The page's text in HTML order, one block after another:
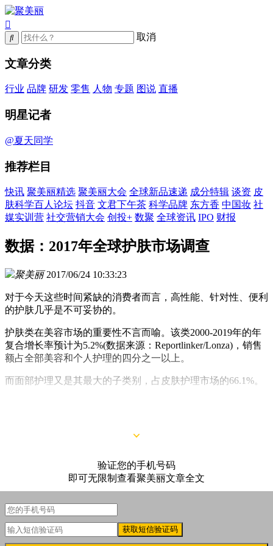
取消
文章分类
行业 品牌 研发 零售 人物 专题 图说 直播
明星记者
@夏天同学
推荐栏目
快讯 聚美丽精选 聚美丽大会 全球新品速递 成分特辑 谈资 皮
肤科学百人论坛 抖音 文君下午茶 科学品牌 东方香 中国妆 社
媒实训营 社交营销大会 创投+ 数聚 全球资讯 IPO 财报
数据：2017年全球护肤市场调查
聚美丽 2017/06/24 10:33:23
对于今天这些时间紧缺的消费者而言，高性能、针对性、便利
的护肤几乎是不可妥协的。
护肤类在美容市场的重要性不言而喻。该类2000-2019年的年
复合增长率预计为5.2%(数据来源：Reportlinker/Lonza)，销售
额占全部美容和个人护理的四分之一以上。
而面部护理又是其最大的子类别，占皮肤护理市场的66.1%。
验证您的手机号码
即可无限制查看聚美丽文章全文
获取短信验证码